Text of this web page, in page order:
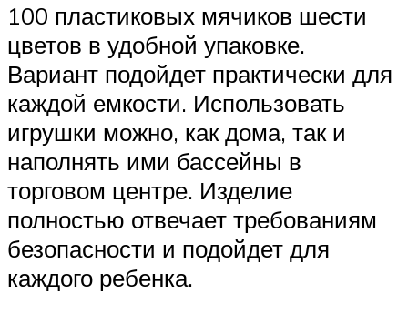
100 пластиковых мячиков шести
цветов в удобной упаковке.
Вариант подойдет практически для
каждой емкости. Использовать
игрушки можно, как дома, так и
наполнять ими бассейны в
торговом центре. Изделие
полностью отвечает требованиям
безопасности и подойдет для
каждого ребенка.